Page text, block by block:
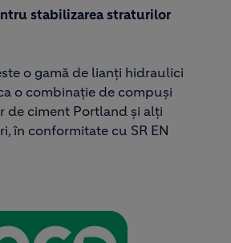
stabilizarea straturilor
o gamă de lianți hidraulici
o combinație de compuși
de ciment Portland și alți
în conformitate cu SR EN